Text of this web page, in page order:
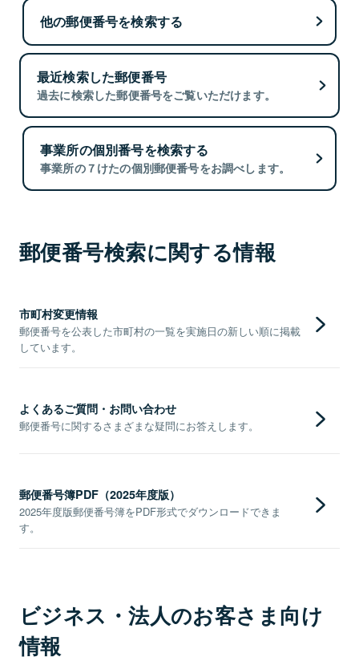
他の郵便番号を検索する
最近検索した郵便番号
過去に検索した郵便番号をご覧いただけます。
事業所の個別番号を検索する
事業所の７けたの個別郵便番号をお調べします。
郵便番号検索に関する情報
市町村変更情報
郵便番号を公表した市町村の一覧を実施日の新しい順に掲載
しています。
よくあるご質問・お問い合わせ
郵便番号に関するさまざまな疑問にお答えします。
郵便番号簿PDF（2025年度版）
2025年度版郵便番号簿をPDF形式でダウンロードできま
す。
ビジネス・法人のお客さま向け
情報